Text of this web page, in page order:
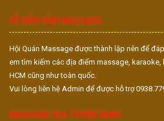
VỀ DIỄN ĐÀN MASSAGE
Hội Quán Massage được thành lập nên để
em tìm kiếm các địa điểm massage, karaoke,
HCM cũng như toàn quốc.
Vui lòng liên hệ Admin để được hỗ trợ
MASSAGE VUA TUYỂN DỤNG